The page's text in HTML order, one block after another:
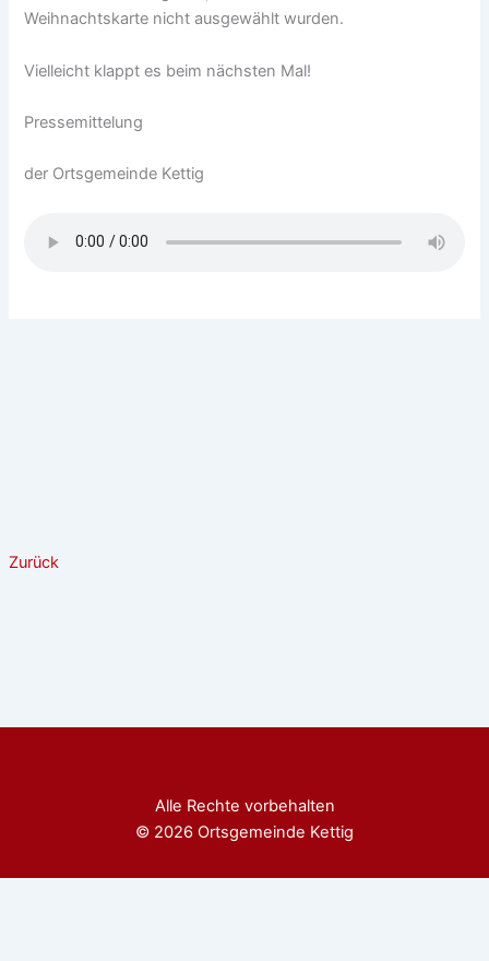
Zurück
Weihnachtskarte nicht ausgewählt wurden.
Vielleicht klappt es beim nächsten Mal!
Pressemittelung
der Ortsgemeinde Kettig
Alle Rechte vorbehalten
© 2026 Ortsgemeinde Kettig